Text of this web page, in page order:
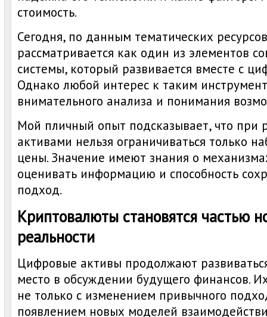
стоимость.
Сегодня, по данным тематических
рассматривается как один из элементов
системы, который развивается вместе с
Однако любой интерес к таким
внимательного анализа и понимания
Мой пличный опыт подсказывает, что при
активами нельзя ограничиваться только
цены. Значение имеют знания о
оценивать информацию и способность
подход.
Криптовалюты становятся частью
реальности
Цифровые активы продолжают
место в обсуждении будущего финансов.
не только с изменением привычного
появлением новых моделей